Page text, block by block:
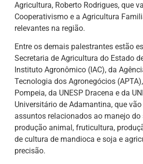
Agricultura, Roberto Rodrigues, que
Cooperativismo e a Agricultura
relevantes na região.
Entre os demais palestrantes estão
Secretaria de Agricultura do Estado
Instituto Agronômico (IAC), da
Tecnologia dos Agronegócios
Pompeia, da UNESP Dracena e da
Universitário de Adamantina, que
assuntos relacionados ao manejo do
produção animal, fruticultura,
de cultura de mandioca e soja e
precisão.